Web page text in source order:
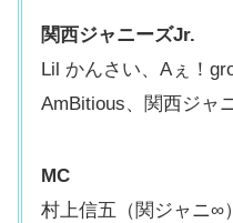
関西ジャニーズJr.
Lil かんさい、Aぇ！
AmBitious、関西ジャ
MC
村上信五（関ジャニ∞）